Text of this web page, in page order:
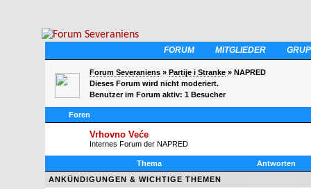
FORUM MITGLIEDER
Forum Severaniens » Partije i Stranke » NAPRED
Dieses Forum wird nicht moderiert.
Benutzer im Forum aktiv: 1 Besucher
Foren
Vrhovno Veće
Internes Forum der NAPRED
Thema
Antworten
ANKÜNDIGUNGEN & WICHTIGE THEMEN